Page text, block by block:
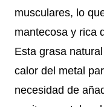
musculares, lo
mantecosa y rica
Esta grasa
calor del metal
necesidad de